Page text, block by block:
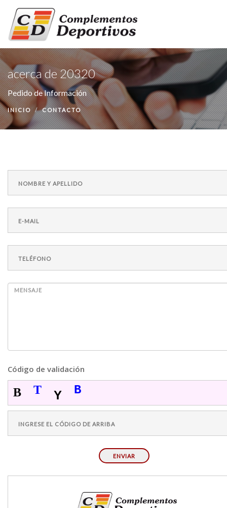
INICIO
PRODUCTOS
NUESTRA EMPRESA
CONTACTO
acerca de 20320
Pedido de Información
INICIO CONTACTO
Código de validación
B T Y B